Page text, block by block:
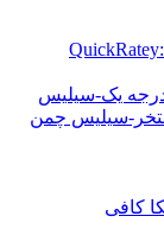
یک-سیلیس
سیلیس چمن
کافی